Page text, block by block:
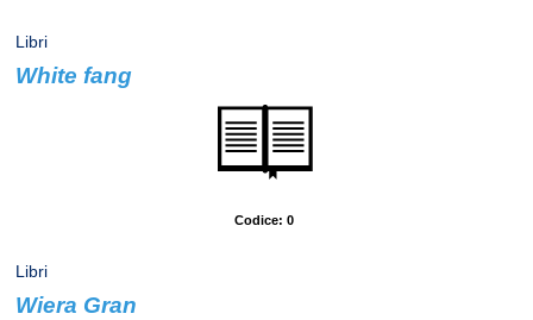
Libri
White fang
Codice: 0
Libri
Wiera Gran